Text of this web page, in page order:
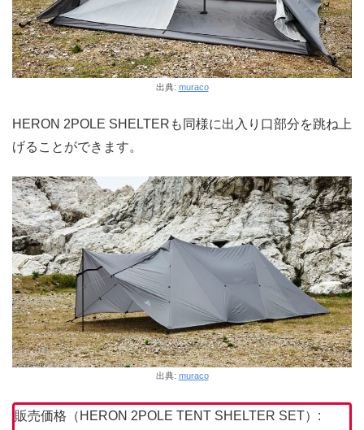
出典: muraco
HERON 2POLE SHELTERも同様に出入り口部分を跳ね上
げることができます。
出典: muraco
販売価格（HERON 2POLE TENT SHELTER SET）: